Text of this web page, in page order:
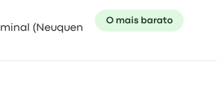
(Neuquen
O mais barato